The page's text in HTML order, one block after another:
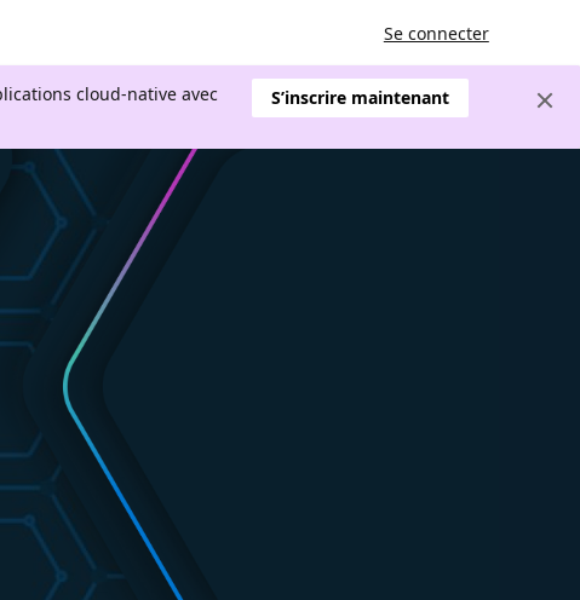
Se connecter
cloud-native avec
S’inscrire maintenant